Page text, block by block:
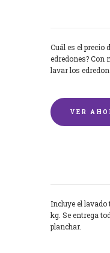
Cuál es el
edredones? Con
lavar los
VER
Incluye el lavado
kg. Se entrega
planchar.